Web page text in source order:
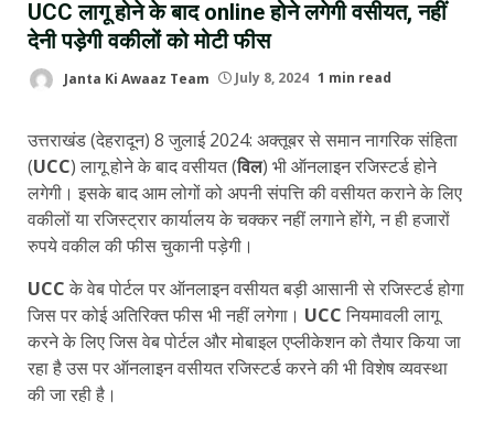
UCC लागू होने के बाद online होने लगेगी वसीयत, नहीं
देनी पड़ेगी वकीलों को मोटी फीस
Janta Ki Awaaz Team July 8, 2024 1 min read
उत्तराखंड (देहरादून) 8 जुलाई 2024: अक्तूबर से समान नागरिक संहिता
(UCC) लागू होने के बाद वसीयत (विल) भी ऑनलाइन रजिस्टर्ड होने
लगेगी। इसके बाद आम लोगों को अपनी संपत्ति की वसीयत कराने के लिए
वकीलों या रजिस्ट्रार कार्यालय के चक्कर नहीं लगाने होंगे, न ही हजारों
रुपये वकील की फीस चुकानी पड़ेगी।
UCC के वेब पोर्टल पर ऑनलाइन वसीयत बड़ी आसानी से रजिस्टर्ड होगा
जिस पर कोई अतिरिक्त फीस भी नहीं लगेगा। UCC नियमावली लागू
करने के लिए जिस वेब पोर्टल और मोबाइल एप्लीकेशन को तैयार किया जा
रहा है उस पर ऑनलाइन वसीयत रजिस्टर्ड करने की भी विशेष व्यवस्था
की जा रही है।